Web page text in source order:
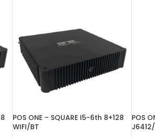
POS ONE – SQUARE I5-6th 8+128
WIFI/BT
POS